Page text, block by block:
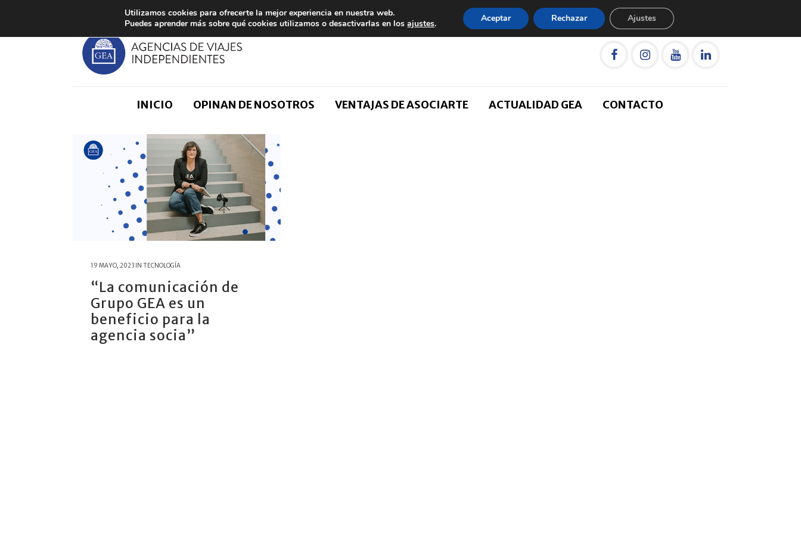
INICIO OPINAN DE NOSOTROS VENTAJAS DE ASOCIARTE ACTUALIDAD GEA CONTACTO
19 MAYO, 2023 IN TECNOLOGÍA
“La comunicación de
Grupo GEA es un
beneficio para la
agencia socia”
Utilizamos cookies para ofrecerte la mejor experiencia en nuestra web.
Puedes aprender más sobre qué cookies utilizamos o desactivarlas en losajustes. Aceptar Rechazar Ajustes